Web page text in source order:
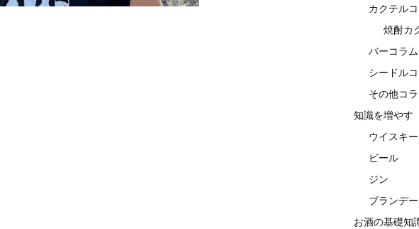
カクテル
焼酎カ
バーコラム
シードル
その他コ
知識を増やす
ウイスキー
ビール
ジン
ブランデー
お酒の基礎知